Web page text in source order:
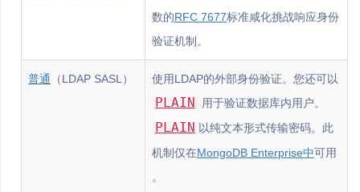
数的RFC 7677标准咸化挑战响应身份
验证机制。
普通 （LDAP SASL） 使用LDAP的外部身份验证。您还可以
PLAIN 用于验证数据库内用户。
PLAIN 以纯文本形式传输密码。此
机制仅在MongoDB Enterprise中可用
。